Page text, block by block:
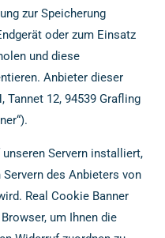
zur Speicherung
oder zum Einsatz
und diese
Anbieter dieser
12, 94539 Grafling
Servern installiert,
des Anbieters von
Real Cookie Banner
um Ihnen die